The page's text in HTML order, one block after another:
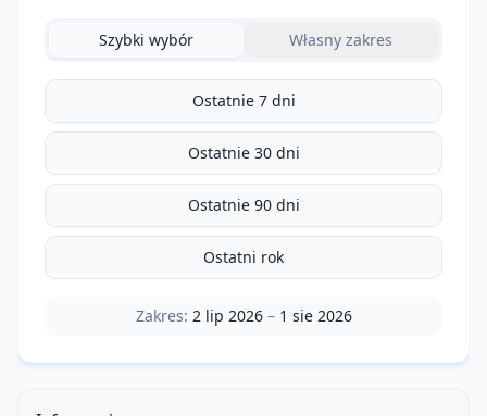
Szybki wybór Własny zakres
Ostatnie 7 dni
Ostatnie 30 dni
Ostatnie 90 dni
Ostatni rok
Zakres: 2 lip 2026– 1 sie 2026